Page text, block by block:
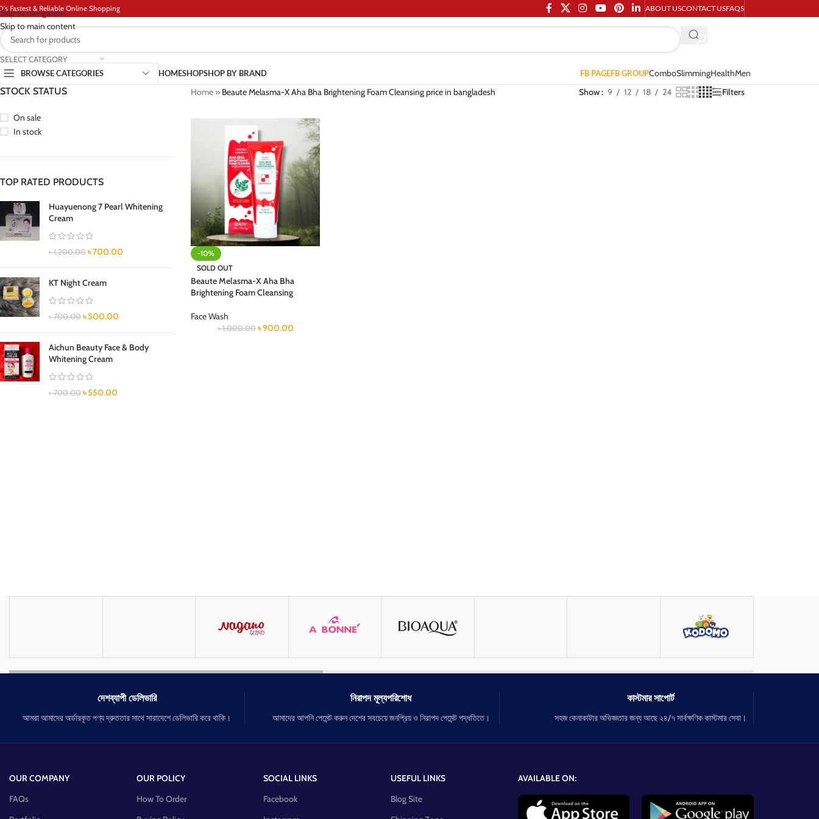
Skip to navigation
Skip to main content
Fastest & Reliable Online Shopping ABOUT USCONTACT USFAQS
SELECT CATEGORY
BROWSE CATEGORIES
HOMESHOPSHOP BY BRAND FB PAGEFB GROUPComboSlimmingHealthMen
STOCK STATUS
On sale
In stock
TOP RATED PRODUCTS
Huayuenong 7 Pearl Whitening
Cream
৳1,200.00 ৳700.00
KT Night Cream
৳700.00 ৳500.00
Aichun Beauty Face & Body
Whitening Cream
৳700.00 ৳550.00
Home» Beaute Melasma-X Aha Bha Brightening Foam Cleansing price in bangladesh Show 9 12 18 24 Filters
-10%
SOLD OUT
Beaute Melasma-X Aha Bha
Brightening Foam Cleansing
Face Wash
৳1,000.00 ৳900.00
দেশব্যাপী ডেলিভারি
আমরা আমাদের অর্ডারকৃত পণ্য দ্রুততার সাথে সারাদেশে ডেলিভারি করে থাকি।
নিরাপদ মূল্যপরিশোধ
আমাদের আপনি পেমেন্ট করুন দেশের সবচেয়ে জনপ্রিয় ও নিরাপদ পেমেন্ট পদ্ধতিতে।
কাস্টমার সাপোর্ট
সহজ কেনাকাটার অভিজ্ঞতার জন্য আছে ২৪/৭ সার্বক্ষণিক কাস্টমার সেবা।
OUR COMPANY
FAQs
OUR POLICY
How To Order
SOCIAL LINKS
Facebook
USEFUL LINKS
Blog Site
AVAILABLE ON: